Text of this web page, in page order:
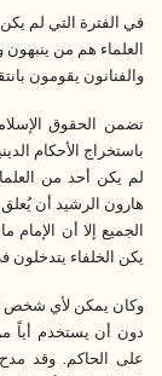
في الفترة التي لم
العلماء هم من
والفنانون يقومون
تضمن الحقوق
باستخراج الأحكام
لم يكن أحد من
هارون الرشيد أن
الجميع إلا أن
يكن الخلفاء يتدخلون
وكان يمكن لأي شخص
دون أن يستخدم أياً
على الحاكم. وقد